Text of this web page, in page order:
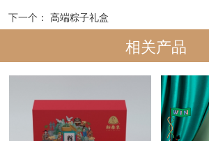
下一个： 高端粽子礼盒
相关产品